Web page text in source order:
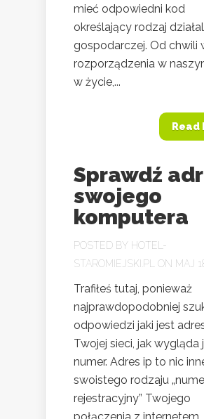
mieć odpowiedni kod
określający rodzaj
gospodarczej. Od chwili
rozporządzenia w
w życie,...
Read
Sprawdź
swojego
komputera
POSTED BY HOTEL-
STAROMIEJSKI.PL
ON MAJ
Trafiłeś tutaj, ponieważ
najprawdopodobniej
odpowiedzi jaki jest
Twojej sieci, jak wygląda
numer. Adres ip to nic
swoistego rodzaju
rejestracyjny” Twojego
połączenia z internetem.